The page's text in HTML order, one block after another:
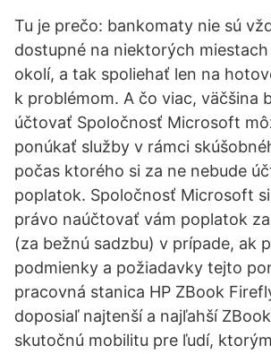
Tu je prečo: bankomaty nie sú
dostupné na niektorých miestach
okolí, a tak spoliehať len na
k problémom. A čo viac, väčšina
účtovať Spoločnosť Microsoft
ponúkať služby v rámci
počas ktorého si za ne nebude
poplatok. Spoločnosť Microsoft
právo naúčtovať vám poplatok
(za bežnú sadzbu) v prípade, ak
podmienky a požiadavky tejto
pracovná stanica HP ZBook
doposiaľ najtenší a najľahší
skutočnú mobilitu pre ľudí,